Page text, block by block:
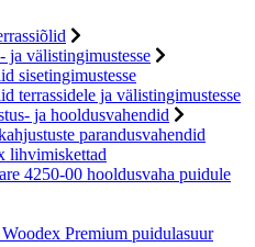
ja välistingimustesse
sisetingimustesse
terrassidele ja välistingimustesse
ja hooldusvahendid
parandusvahendid
lihvimiskettad
4250-00 hooldusvaha puidule
Premium puidulasuur